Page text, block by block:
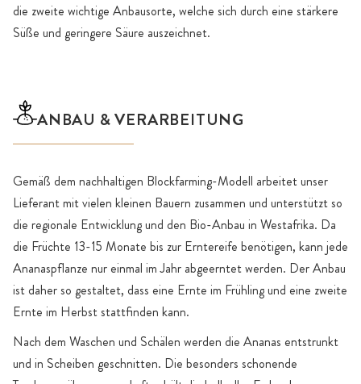
die zweite wichtige Anbausorte, welche sich durch eine stärkere
Süße und geringere Säure auszeichnet.
ANBAU & VERARBEITUNG
Gemäß dem nachhaltigen Blockfarming-Modell arbeitet unser
Lieferant mit vielen kleinen Bauern zusammen und unterstützt so
die regionale Entwicklung und den Bio-Anbau in Westafrika. Da
die Früchte 13-15 Monate bis zur Erntereife benötigen, kann jede
Ananaspflanze nur einmal im Jahr abgeerntet werden. Der Anbau
ist daher so gestaltet, dass eine Ernte im Frühling und eine zweite
Ernte im Herbst stattfinden kann.
Nach dem Waschen und Schälen werden die Ananas entstrunkt
und in Scheiben geschnitten. Die besonders schonende